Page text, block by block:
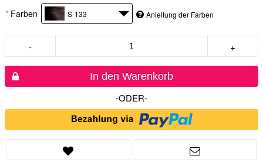
* Farben S-133 Anleitung der Farben
- +
In den Warenkorb
-ODER-